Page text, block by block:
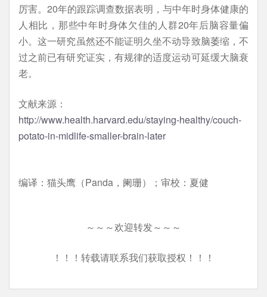
厉害。20年的跟踪调查数据表明，与中年时身体健康的
人相比，那些中年时身体欠佳的人群20年后脑容量偏
小。这一研究虽然还不能证明久坐不动导致脑萎缩，不
过之前已有研究证实，有规律的适度运动可延缓大脑衰
老。
文献来源：
http://www.health.harvard.edu/staying-healthy/couch-
potato-in-midlife-smaller-brain-later
编译：猫头鹰（Panda，阑珊）；审校：夏健
～～～欢迎转发～～～
！！！转载请联系我们获取授权！！！